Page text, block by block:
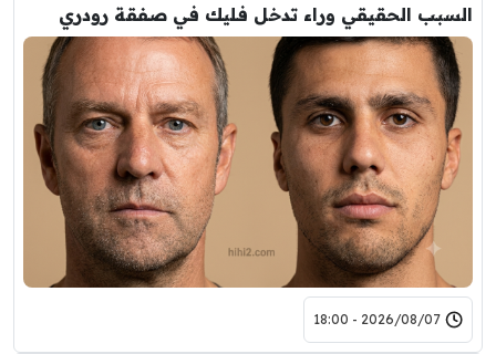
السبب الحقيقي وراء تدخل فليك في صفقة رودري
2026/08/07 - 18:00